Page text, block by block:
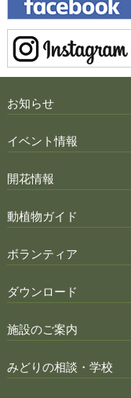
お知らせ
イベント情報
開花情報
動植物ガイド
ボランティア
ダウンロード
施設のご案内
みどりの相談・学校